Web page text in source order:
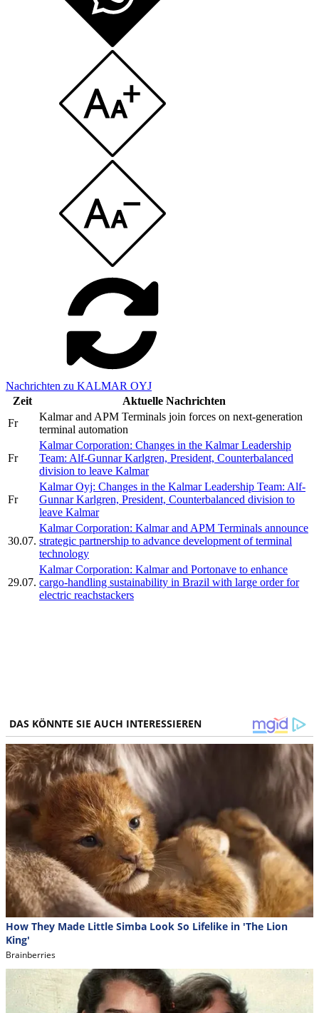
Nachrichten zu KALMAR OYJ
Zeit
Aktuelle Nachrichten
Fr
Kalmar and APM Terminals join forces on next-generation
terminal automation
Fr
Kalmar Corporation: Changes in the Kalmar Leadership
Team: Alf-Gunnar Karlgren, President, Counterbalanced
division to leave Kalmar
Fr
Kalmar Oyj: Changes in the Kalmar Leadership Team: Alf-
Gunnar Karlgren, President, Counterbalanced division to
leave Kalmar
30.07.
Kalmar Corporation: Kalmar and APM Terminals announce
strategic partnership to advance development of terminal
technology
29.07.
Kalmar Corporation: Kalmar and Portonave to enhance
cargo-handling sustainability in Brazil with large order for
electric reachstackers